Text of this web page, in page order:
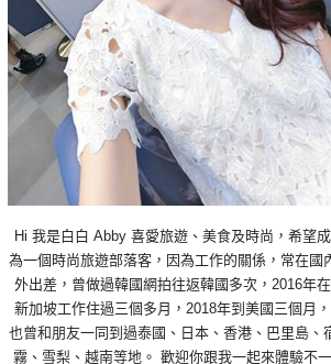
Hi 我是白白 Abby 喜愛旅遊、美食及時尚，希望成
為一個時尚旅遊部落客，因為工作的關係，常在國
外出差，曾做過韓國網拍往返韓國多次，2016年在
新加坡工作住過三個多月，2018年到美國三個月，
也曾和朋友一同到過泰國、日本、香港、巴里島、
霧、雪梨、越南等地。 歡迎你跟我一起來體驗不一